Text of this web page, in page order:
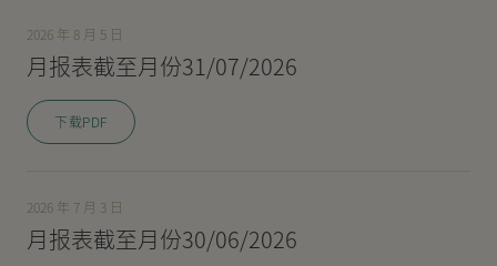
可持续发展
我们的团队
品牌理念
联络我们 网页连结
2026 年 8 月 5 日
月报表截至月份31/07/2026
下载PDF
2026 年 7 月 3 日
月报表截至月份30/06/2026